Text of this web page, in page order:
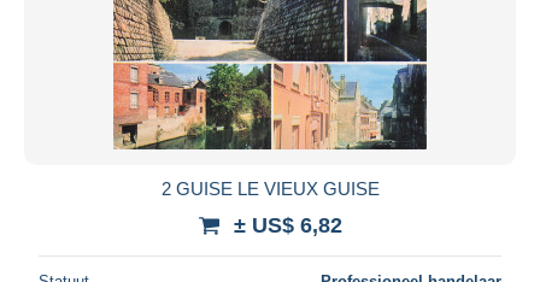
2 GUISE LE VIEUX GUISE
± US$ 6,82